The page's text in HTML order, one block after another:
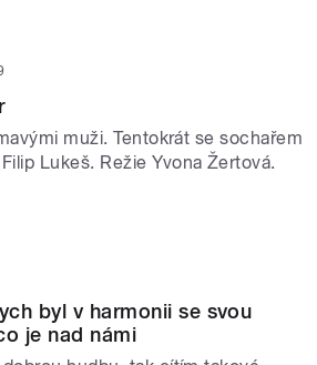
muži. Tentokrát se sochařem
Lukeš. Režie Yvona Žertová.
byl v harmonii se svou
je nad námi